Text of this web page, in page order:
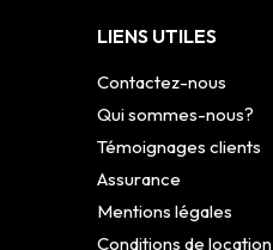
LIENS UTILES
Contactez-nous
Qui sommes-nous?
Témoignages clients
Assurance
Mentions légales
Conditions de location